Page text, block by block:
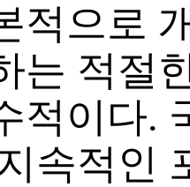
적으로
는 적절
적이다.
속적인